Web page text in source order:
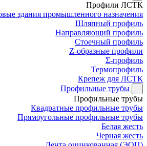
Профили ЛСТК
здания промышленного назначения
Шляпный профиль
Направляющий профиль
Стоечный профиль
Z-образные профили
Σ-профиль
Термопрофиль
Крепеж для ЛСТК
Профильные трубы
Профильные трубы
Квадратные профильные трубы
Прямоугольные профильные трубы
Белая жесть
Черная жесть